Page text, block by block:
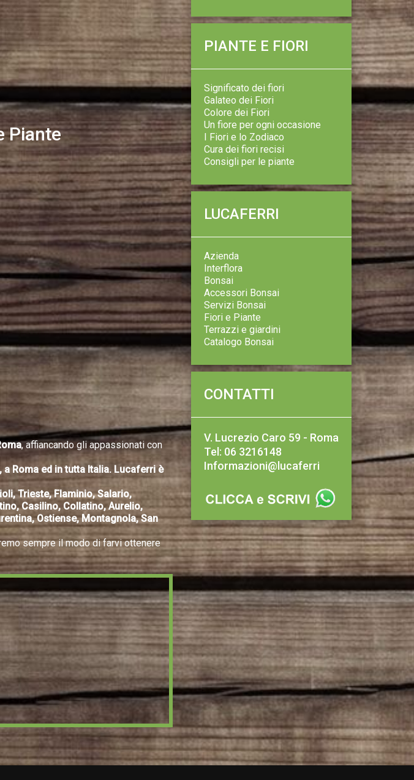
Piante
, affiancando gli appassionati con
Roma ed in tutta Italia. Lucaferri è
Trieste, Flaminio, Salario,
Casilino, Collatino, Aurelio,
Ostiense, Montagnola, San
sempre il modo di farvi ottenere
PIANTE E FIORI
Significato dei fiori
Galateo dei Fiori
Colore dei Fiori
Un fiore per ogni occasione
I Fiori e lo Zodiaco
Cura dei fiori recisi
Consigli per le piante
LUCAFERRI
Azienda
Interflora
Bonsai
Accessori Bonsai
Servizi Bonsai
Fiori e Piante
Terrazzi e giardini
Catalogo Bonsai
CONTATTI
V. Lucrezio Caro 59 - Roma
Tel: 06 3216148
Informazioni@lucaferri